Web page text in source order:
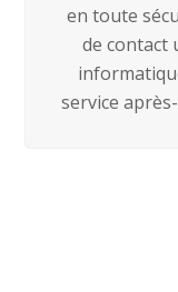
en toute
de contact
service